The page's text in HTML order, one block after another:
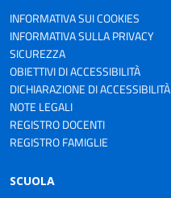
INFORMATIVA SUI COOKIES
INFORMATIVA SULLA PRIVACY
SICUREZZA
OBIETTIVI DI ACCESSIBILITÀ
DICHIARAZIONE DI ACCESSIBILITÀ
NOTE LEGALI
REGISTRO DOCENTI
REGISTRO FAMIGLIE
SCUOLA